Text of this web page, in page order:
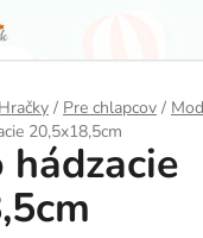
Hračky / Pre chlapcov /
20,5x18,5cm